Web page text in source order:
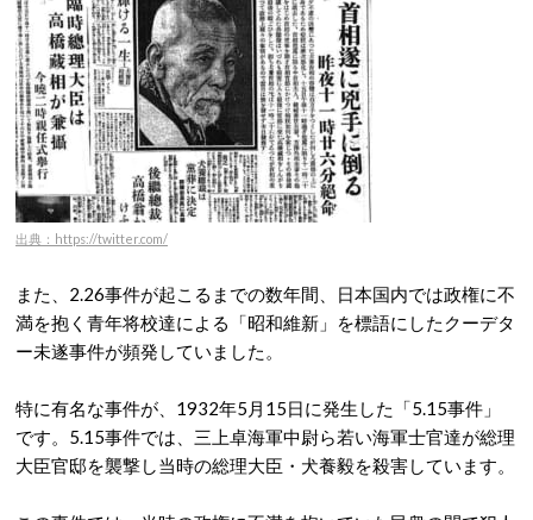
出典：https://twitter.com/
また、2.26事件が起こるまでの数年間、日本国内では政権に不
満を抱く青年将校達による「昭和維新」を標語にしたクーデタ
ー未遂事件が頻発していました。
特に有名な事件が、1932年5月15日に発生した「5.15事件」
です。5.15事件では、三上卓海軍中尉ら若い海軍士官達が総理
大臣官邸を襲撃し当時の総理大臣・犬養毅を殺害しています。